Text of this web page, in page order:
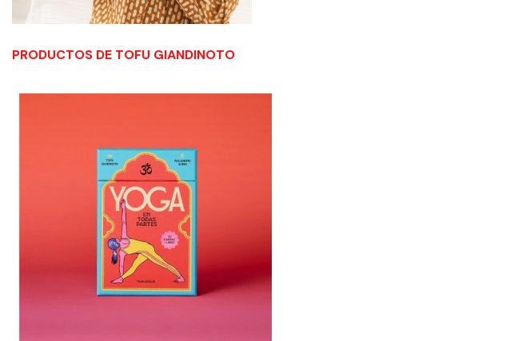
PRODUCTOS DE TOFU GIANDINOTO